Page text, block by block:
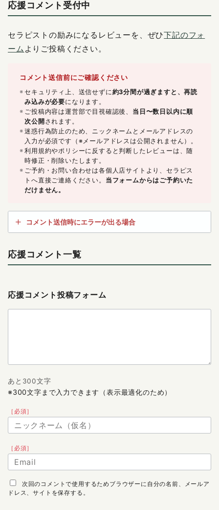
応援コメント受付中
セラピストの励みになるレビューを、ぜひ下記のフォ
ーム よりご投稿ください。
コメント送信前にご確認ください
セキュリティ上、送信せずに約3分間が過ぎますと、再読
み込みが必要になります。
ご投稿内容は運営部で目視確認後、 当日〜数日以内に順
次公開 されます。
迷惑行為防止のため、ニックネームとメールアドレスの
入力が必須です（※メールアドレスは公開されません）。
利用規約やポリシーに反すると判断したレビューは、随
時修正・削除いたします。
ご予約・お問い合わせは各個人店サイトより、セラピス
トへ直接ご連絡ください。 当フォームからはご予約いた
だけません。
コメント送信時にエラーが出る場合
応援コメント一覧
応援コメント投稿フォーム
あと300文字
※300文字まで入力できます（表示最適化のため）
［必須］
［必須］
次回のコメントで使用するためブラウザーに自分の名前、メールア
ドレス、サイトを保存する。